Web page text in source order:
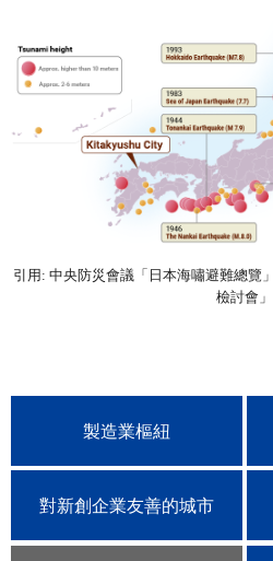
引用: 中央防災會議「日本海嘯避難總覽
檢討會」
製造業樞紐
對新創企業友善的城市